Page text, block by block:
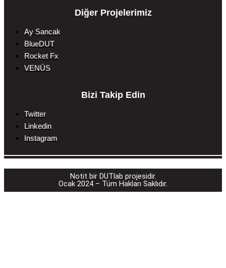
Diğer Projelerimiz
Ay Sancak
BlueDUT
Rocket Fx
VENÜS
Bizi Takip Edin
Twitter
Linkedin
Instagram
Notit bir DUTlab projesidir.
Ocak 2024 – Tüm Hakları Saklıdır.